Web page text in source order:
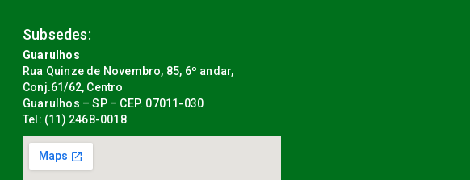
Subsedes:
Guarulhos
Rua Quinze de Novembro, 85, 6º andar,
Conj.61/62, Centro
Guarulhos – SP – CEP. 07011-030
Tel: (11) 2468-0018